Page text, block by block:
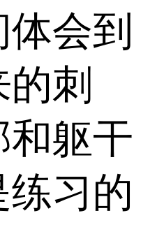
会到
刺
和躯干
练习的